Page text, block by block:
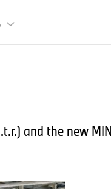
and the new